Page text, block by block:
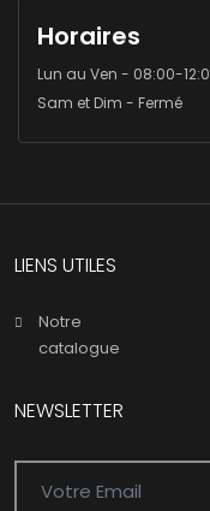
Horaires
Lun au Ven - 08:00-
Sam et Dim - Fermé
LIENS UTILES
Notre
catalogue
NEWSLETTER